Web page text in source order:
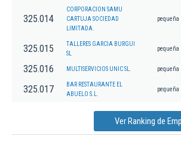
325.014
CORPORACION SAMU
CARTUJA SOCIEDAD
LIMITADA.
pequeña
325.015
TALLERES GARCIA BURGUI
SL
pequeña
325.016 MULTISERVICIOS UNIC SL. pequeña
325.017
BAR RESTAURANTE EL
ABUELO S.L.
pequeña
Ver Ranking de